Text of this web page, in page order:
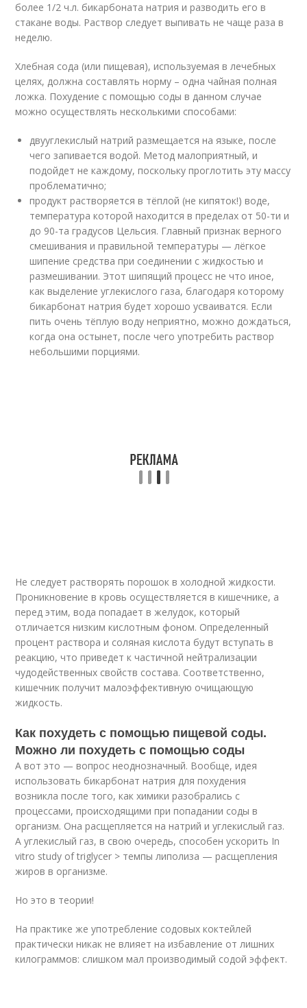
более 1/2 ч.л. бикарбоната натрия и разводить его в
стакане воды. Раствор следует выпивать не чаще раза в
неделю.
Хлебная сода (или пищевая), используемая в лечебных
целях, должна составлять норму – одна чайная полная
ложка. Похудение с помощью соды в данном случае
можно осуществлять несколькими способами:
двууглекислый натрий размещается на языке, после
чего запивается водой. Метод малоприятный, и
подойдет не каждому, поскольку проглотить эту массу
проблематично;
продукт растворяется в тёплой (не кипяток!) воде,
температура которой находится в пределах от 50-ти и
до 90-та градусов Цельсия. Главный признак верного
смешивания и правильной температуры — лёгкое
шипение средства при соединении с жидкостью и
размешивании. Этот шипящий процесс не что иное,
как выделение углекислого газа, благодаря которому
бикарбонат натрия будет хорошо усваиватся. Если
пить очень тёплую воду неприятно, можно дождаться,
когда она остынет, после чего употребить раствор
небольшими порциями.
Не следует растворять порошок в холодной жидкости.
Проникновение в кровь осуществляется в кишечнике, а
перед этим, вода попадает в желудок, который
отличается низким кислотным фоном. Определенный
процент раствора и соляная кислота будут вступать в
реакцию, что приведет к частичной нейтрализации
чудодейственных свойств состава. Соответственно,
кишечник получит малоэффективную очищающую
жидкость.
Как похудеть с помощью пищевой соды.
Можно ли похудеть с помощью соды
А вот это — вопрос неоднозначный. Вообще, идея
использовать бикарбонат натрия для похудения
возникла после того, как химики разобрались с
процессами, происходящими при попадании соды в
организм. Она расщепляется на натрий и углекислый газ.
А углекислый газ, в свою очередь, способен ускорить In
vitro study of triglycer > темпы липолиза — расщепления
жиров в организме.
Но это в теории!
На практике же употребление содовых коктейлей
практически никак не влияет на избавление от лишних
килограммов: слишком мал производимый содой эффект.